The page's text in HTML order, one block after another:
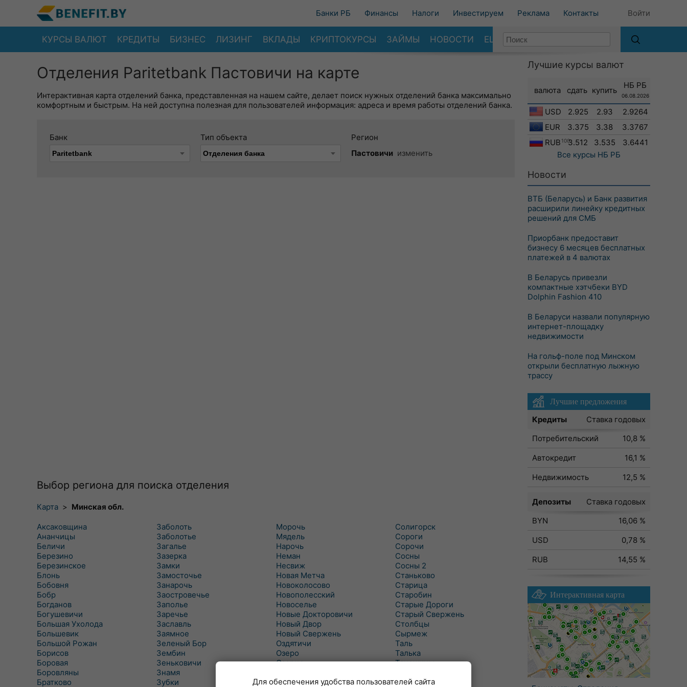
Банки РБ Финансы Налоги Инвестируем Реклама Контакты Войти
КУРСЫ ВАЛЮТ КРЕДИТЫ БИЗНЕС ЛИЗИНГ ВКЛАДЫ КРИПТОКУРСЫ ЗАЙМЫ НОВОСТИ ЕЩЕ
Отделения Paritetbank Пастовичи на карте
Интерактивная карта отделений банка, представленная на нашем сайте, делает поиск нужных отделений банка максимально
комфортным и быстрым. На ней доступна полезная для пользователей информация: адреса и время работы отделений банка.
Банк Тип объекта
Регион
Пастовичи изменить
Выбор региона для поиска отделения
Карта > Минская обл.
Аксаковщина
Ананчицы
Беличи
Березино
Березинское
Блонь
Бобовня
Бобр
Богданов
Богушевичи
Большая Ухолода
Большевик
Большой Рожан
Борисов
Боровая
Боровляны
Братково
Заболоть
Заболотье
Загалье
Зазерка
Замки
Замосточье
Занарочь
Заостровечье
Заполье
Заречье
Заславль
Заямное
Зеленый Бор
Зембин
Зеньковичи
Знамя
Зубки
Морочь
Мядель
Нарочь
Неман
Несвиж
Новая Метча
Новоколосово
Новополесский
Новоселье
Новые Докторовичи
Новый Двор
Новый Свержень
Оздятичи
Озеро
Озерцо
Октябрь
Солигорск
Сороги
Сорочи
Сосны
Сосны 2
Станьково
Старица
Старобин
Старые Дороги
Старый Свержень
Столбцы
Сырмеж
Таль
Талька
Танежицы
Турец-Бояры
Лучшие курсы валют
валюта сдать купить
НБ РБ
06.08.2026
USD 2.925 2.93
2.9264
EUR
3.375 3.38
3.3767
RUB 1003.512 3.535
3.6441
Все курсы НБ РБ
Новости
ВТБ (Беларусь) и Банк развития
расширили линейку кредитных
решений для СМБ
Приорбанк предоставит
бизнесу 6 месяцев бесплатных
платежей в 4 валютах
В Беларусь привезли
компактные хэтчбеки BYD
Dolphin Fashion 410
В Беларуси назвали популярную
интернет-площадку
недвижимости
На гольф-поле под Минском
открыли бесплатную лыжную
трассу
Лучшие предложения
Кредиты
Ставка годовых
Потребительский
10,8 %
Автокредит
16,1 %
Недвижимость
12,5 %
Депозиты
Ставка годовых
BYN
16,06 %
USD
0,78 %
RUB
14,55 %
Интерактивная карта
Для обеспечения удобства пользователей сайта